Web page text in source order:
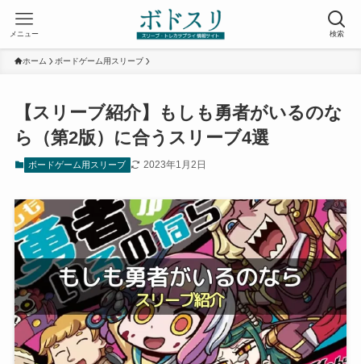
検索
メニュー
ホーム ボードゲーム用スリーブ
【スリーブ紹介】もしも勇者がいるのな
ら（第2版）に合うスリーブ4選
ボードゲーム用スリーブ 2023年1月2日